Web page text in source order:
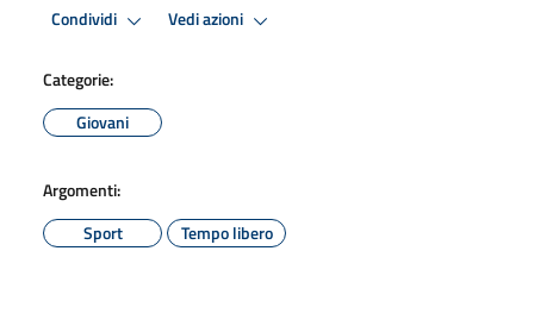
Condividi Vedi azioni
Categorie:
Giovani
Argomenti:
Sport
Tempo libero